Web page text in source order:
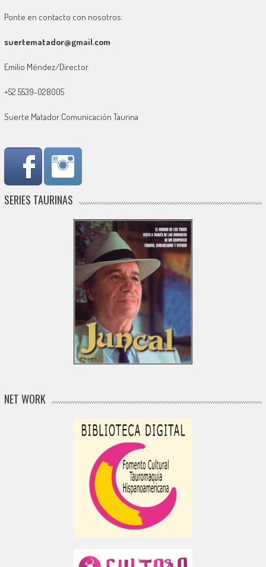
Ponte en contacto con nosotros:
suertematador@gmail.com
Emilio Méndez/Director
+52 5539-028005
Suerte Matador Comunicación Taurina
SERIES TAURINAS
NET WORK